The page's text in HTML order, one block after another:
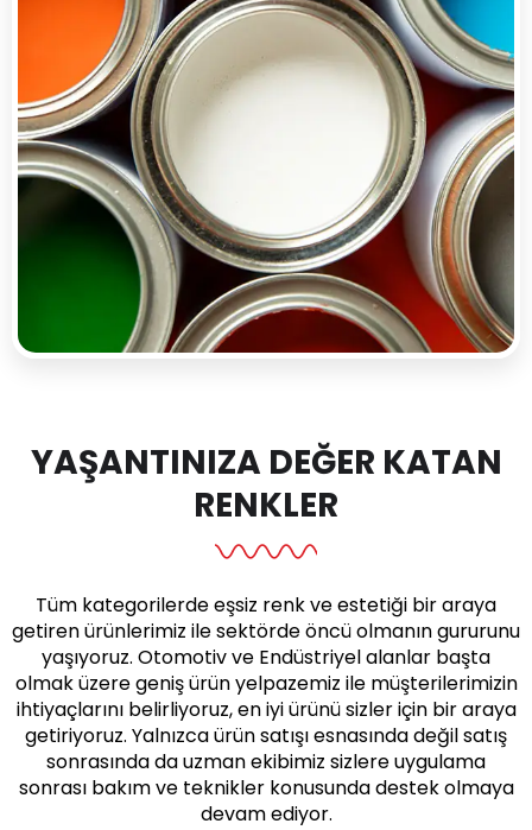
YAŞANTINIZA DEĞER KATAN
RENKLER
Tüm kategorilerde eşsiz renk ve estetiği bir araya
getiren ürünlerimiz ile sektörde öncü olmanın gururunu
yaşıyoruz. Otomotiv ve Endüstriyel alanlar başta
olmak üzere geniş ürün yelpazemiz ile müşterilerimizin
ihtiyaçlarını belirliyoruz, en iyi ürünü sizler için bir araya
getiriyoruz. Yalnızca ürün satışı esnasında değil satış
sonrasında da uzman ekibimiz sizlere uygulama
sonrası bakım ve teknikler konusunda destek olmaya
devam ediyor.